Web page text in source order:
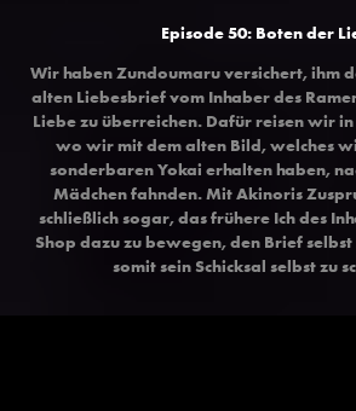
Episode 50: Boten der
Wir haben Zundoumaru versichert, ihm
alten Liebesbrief vom Inhaber des
Liebe zu überreichen. Dafür reisen wir
wo wir mit dem alten Bild, welches
sonderbaren Yokai erhalten haben,
Mädchen fahnden. Mit Akinoris
schließlich sogar, das frühere Ich des
Shop dazu zu bewegen, den Brief
somit sein Schicksal selbst zu